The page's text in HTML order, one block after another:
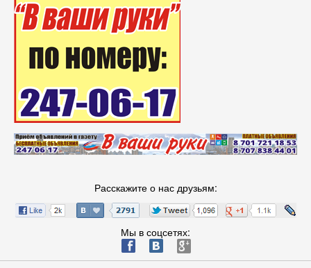
Расскажите о нас друзьям:
Мы в соцсетях:
ä æ è